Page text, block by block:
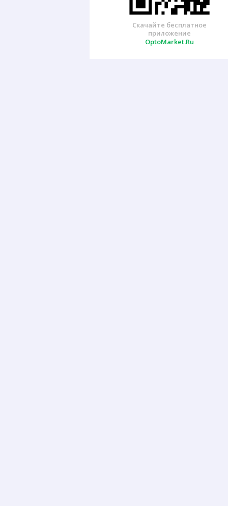
Скачайте бесплатное
приложение
OptoMarket.Ru